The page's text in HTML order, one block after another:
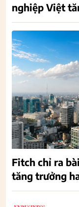
nghiệp Việt
Fitch chỉ ra
tăng trưởng